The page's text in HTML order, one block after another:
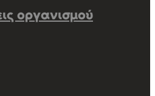
οργανισμού